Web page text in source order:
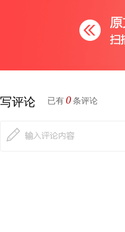
写评论 已有 0 条评论